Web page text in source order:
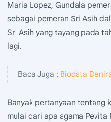
Maria Lopez, Gundala
sebagai pemeran Sri Asih
Sri Asih yang tayang pada
lagi.
Baca Juga : Biodata
Banyak pertanyaan tentang
mulai dari apa agama Pevita